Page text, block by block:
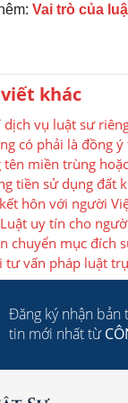
Vai trò của
khác
dịch vụ luật sư
có phải là đồng
tên miền trùng
tiền sử dụng đất
hôn với người
uy tín cho
chuyển mục đích
tư vấn pháp luật
Đăng ký nhận bản
tin mới nhất từ